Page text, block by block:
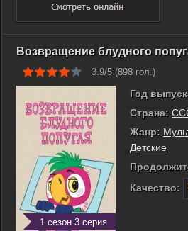
волшебную голубую розу,
правду. Наружу выходят секреты, о ...
Возвращение блудного
3.9/5 (898 гол.)
1 сезон 3 серия
Год
Страна:
Жанр:
Детские
Качество: